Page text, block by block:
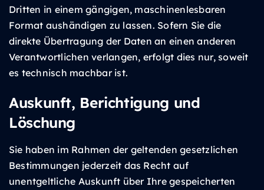
Dritten in einem gängigen, maschinenlesbaren
Format aushändigen zu lassen. Sofern Sie die
direkte Übertragung der Daten an einen anderen
Verantwortlichen verlangen, erfolgt dies nur, soweit
es technisch machbar ist.
Auskunft, Berichtigung und
Löschung
Sie haben im Rahmen der geltenden gesetzlichen
Bestimmungen jederzeit das Recht auf
unentgeltliche Auskunft über Ihre gespeicherten